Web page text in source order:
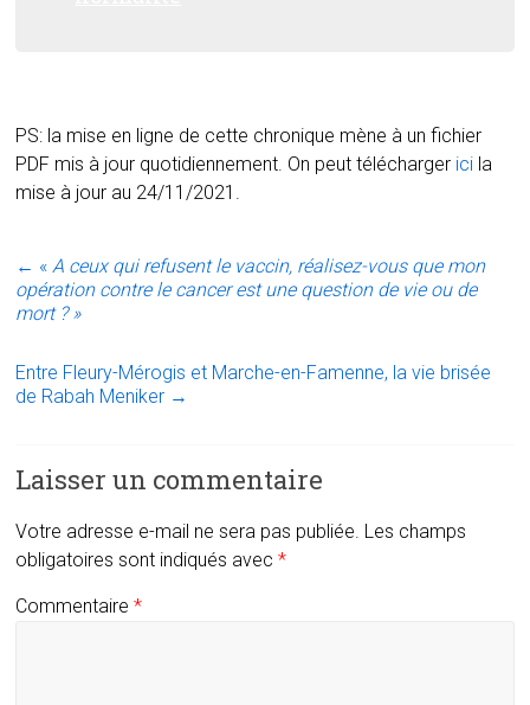
PS: la mise en ligne de cette chronique mène à un fichier
PDF mis à jour quotidiennement. On peut télécharger ici la
mise à jour au 24/11/2021.
← «A ceux qui refusent le vaccin, réalisez-vous que mon
opération contre le cancer est une question de vie ou de
mort ? »
Entre Fleury-Mérogis et Marche-en-Famenne, la vie brisée
de Rabah Meniker →
Laisser un commentaire
Votre adresse e-mail ne sera pas publiée. Les champs
obligatoires sont indiqués avec*
Commentaire*